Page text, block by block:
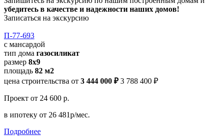
убедитесь в качестве и надежности наших домов!
Записаться на экскурсию
П-77-693
с мансардой
тип дома газосиликат
размер 8x9
площадь 82 м2
цена строительства от 3 444 000 ₽ 3 788 400 ₽
Проект от 24 600 р.
в ипотеку от 26 481р/мес.
Подробнее